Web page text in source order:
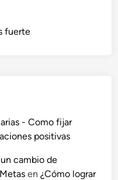
fuerte
- Como fijar
positivas
cambio de
en¿Cómo lograr